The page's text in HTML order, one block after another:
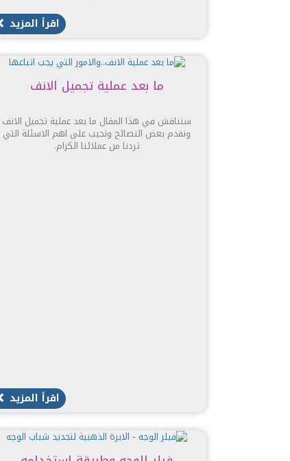
اقرأ المزيد
ما بعد عملية تجميل الانف
سنناقش في هذا المقال ما بعد عملية تجميل الانف
ونقدم بعض النصائح ونجيب على اهم الاسئلة التي
تردنا من عملائنا الكرام.
اقرأ المزيد